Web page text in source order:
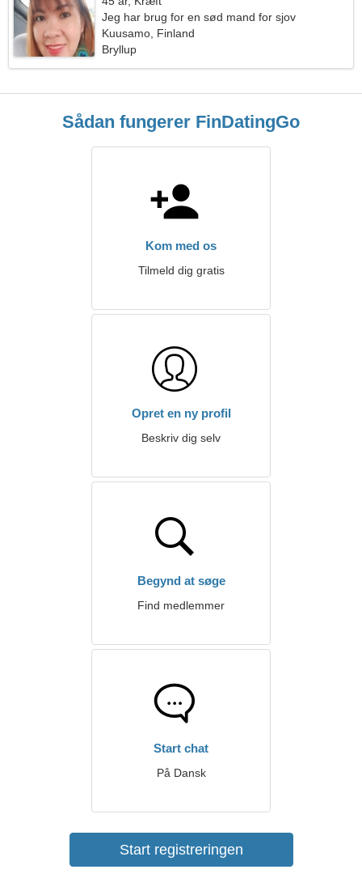
Jeg har brug for en sød mand for sjov
Kuusamo, Finland
Bryllup
Sådan fungerer FinDatingGo
Kom med os
Tilmeld dig gratis
Opret en ny profil
Beskriv dig selv
Begynd at søge
Find medlemmer
Start chat
På Dansk
Start registreringen